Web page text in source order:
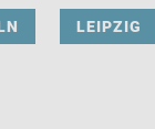
LEIPZIG